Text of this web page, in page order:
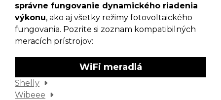
správne fungovanie dynamického riadenia
výkonu, ako aj všetky režimy fotovoltaického
fungovania. Pozrite si zoznam kompatibilných
meracích prístrojov:
WiFi meradlá
Shelly
Wibeee